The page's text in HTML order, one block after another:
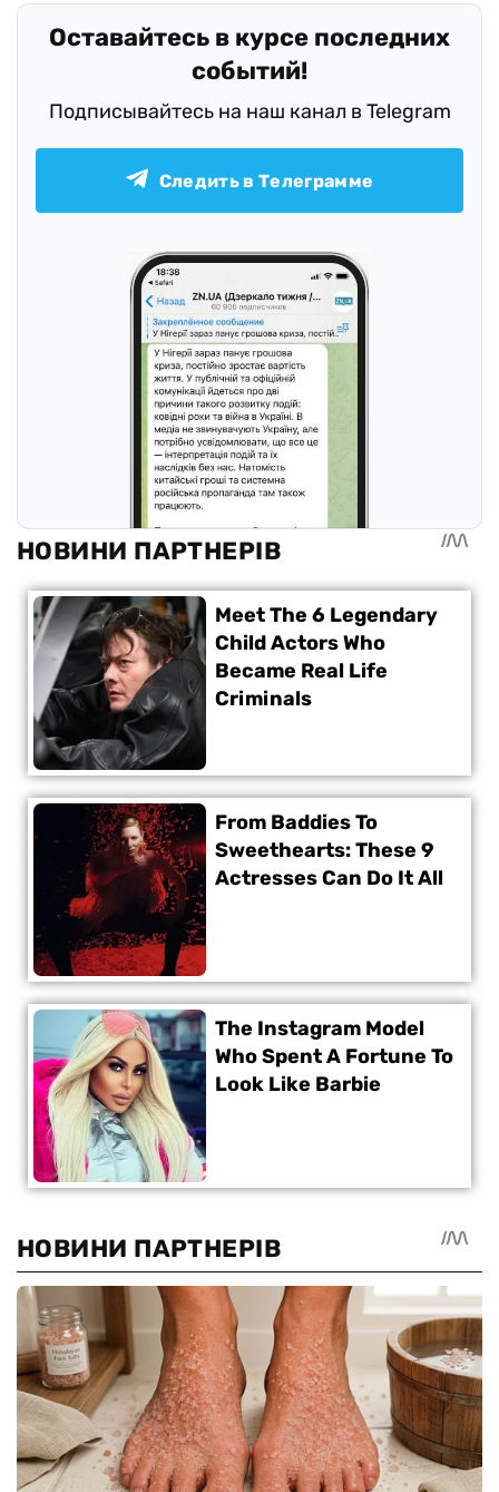
Оставайтесь в курсе последних
событий!
Подписывайтесь на наш канал в Telegram
Следить в Телеграмме